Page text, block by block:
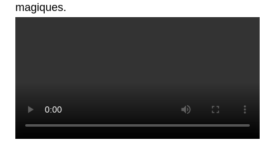
magiques.